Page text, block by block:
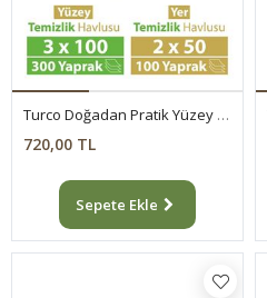
Turco Doğadan Pratik Yüzey Temizlik Havlusu 3x100 & Yer Temizlik Havlusu 2X50 Karma Paket
720,00 TL
Sepete Ekle